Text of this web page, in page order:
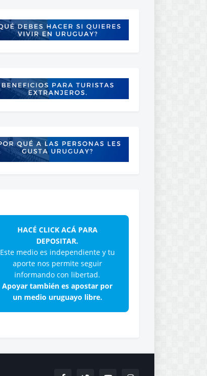
HACÉ CLICK ACÁ PARA
DEPOSITAR.
Este medio es independiente y tu
aporte nos permite seguir
informando con libertad.
Apoyar también es apostar por
un medio uruguayo libre.